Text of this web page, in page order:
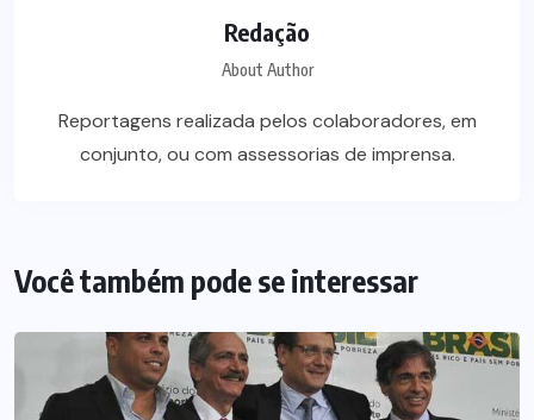
Redação
About Author
Reportagens realizada pelos colaboradores, em
conjunto, ou com assessorias de imprensa.
Você também pode se interessar